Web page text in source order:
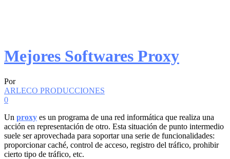
Mejores Softwares Proxy
Por
ARLECO PRODUCCIONES
0
Un proxy es un programa de una red informática que realiza una
acción en representación de otro. Esta situación de punto intermedio
suele ser aprovechada para soportar una serie de funcionalidades:
proporcionar caché, control de acceso, registro del tráfico, prohibir
cierto tipo de tráfico, etc.